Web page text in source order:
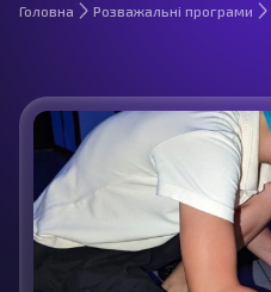
Головна Розважальні програми